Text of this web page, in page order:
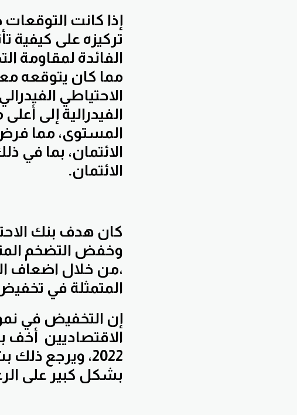
إذا كانت
تركيزه على كيفية
الفائدة لمقاومة
الاحتياطي
المستوى، مما
الائتمان، بما في
الائتمان.
كان هدف بنك
وخفض التضخم
،من خلال اضعاف
المتمثلة في
إن التخفيض في نمو
الاقتصاديين أخف
2022، ويرجع
بشكل كبير على